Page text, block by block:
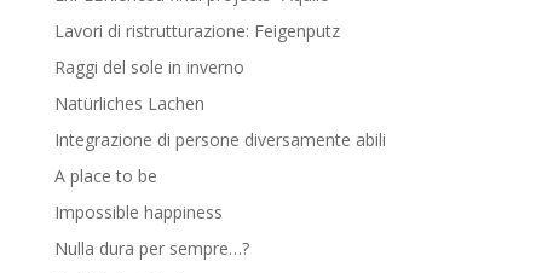
Lavori di ristrutturazione: Feigenputz
Raggi del sole in inverno
Natürliches Lachen
Integrazione di persone diversamente abili
A place to be
Impossible happiness
Nulla dura per sempre…?